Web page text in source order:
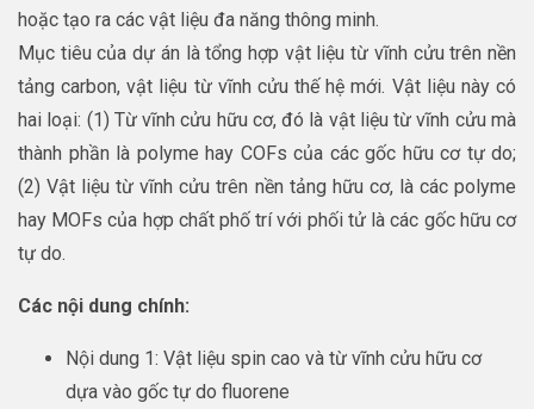
hoặc tạo ra các vật liệu đa năng thông minh.
Mục tiêu của dự án là tổng hợp vật liệu từ vĩnh cửu trên nền
tảng carbon, vật liệu từ vĩnh cửu thế hệ mới. Vật liệu này có
hai loại: (1) Từ vĩnh cửu hữu cơ, đó là vật liệu từ vĩnh cửu mà
thành phần là polyme hay COFs của các gốc hữu cơ tự do;
(2) Vật liệu từ vĩnh cửu trên nền tảng hữu cơ, là các polyme
hay MOFs của hợp chất phố trí với phối tử là các gốc hữu cơ
tự do.
Các nội dung chính:
Nội dung 1: Vật liệu spin cao và từ vĩnh cửu hữu cơ
dựa vào gốc tự do fluorene